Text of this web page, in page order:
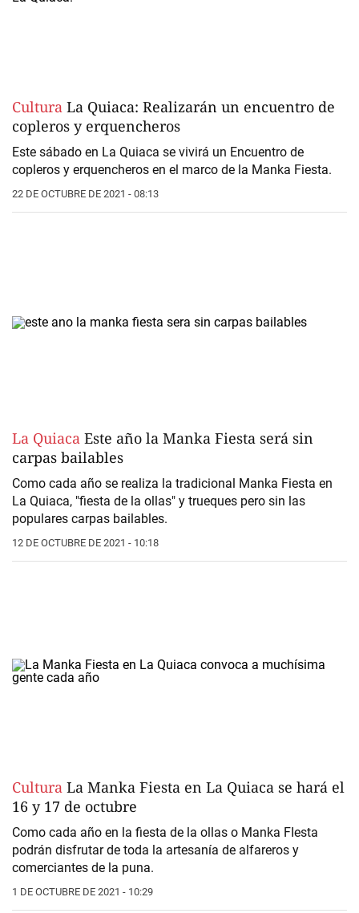
Cultura La Quiaca: Realizarán un encuentro de
copleros y erquencheros
Este sábado en La Quiaca se vivirá un Encuentro de
copleros y erquencheros en el marco de la Manka Fiesta.
22 DE OCTUBRE DE 2021 - 08:13
La Quiaca Este año la Manka Fiesta será sin
carpas bailables
Como cada año se realiza la tradicional Manka Fiesta en
La Quiaca, "fiesta de la ollas" y trueques pero sin las
populares carpas bailables.
12 DE OCTUBRE DE 2021 - 10:18
Cultura La Manka Fiesta en La Quiaca se hará el
16 y 17 de octubre
Como cada año en la fiesta de la ollas o Manka FIesta
podrán disfrutar de toda la artesanía de alfareros y
comerciantes de la puna.
1 DE OCTUBRE DE 2021 - 10:29